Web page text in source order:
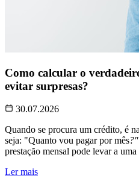
Como calcular o
evitar surpresas?
30.07.2026
Quando se procura um crédito, é
seja: "Quanto vou pagar por mês?"
prestação mensal pode levar a
Ler mais